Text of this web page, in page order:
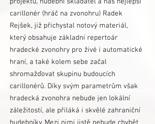
carillonér (hráč na zvonohru) Radek
Rejšek, již přichystal notový materiál,
který obsahuje základní repertoár
hradecké zvonohry pro živé i automatické
hraní, a také kolem sebe začal
shromažďovat skupinu budoucích
carillonérů. Díky svým parametrům však
hradecká zvonohra nebude jen lokální
záležitostí, ale přiláká i skvělé zahraniční